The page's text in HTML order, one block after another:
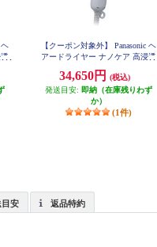
ヘ
【クーポン対象外】 Panasonic ヘ
アードライヤー ナノケア 高浸透
H
34,650円
(税込)
発送目安: 即納（在庫残りわず
か）
(1件)
目安 返品特約